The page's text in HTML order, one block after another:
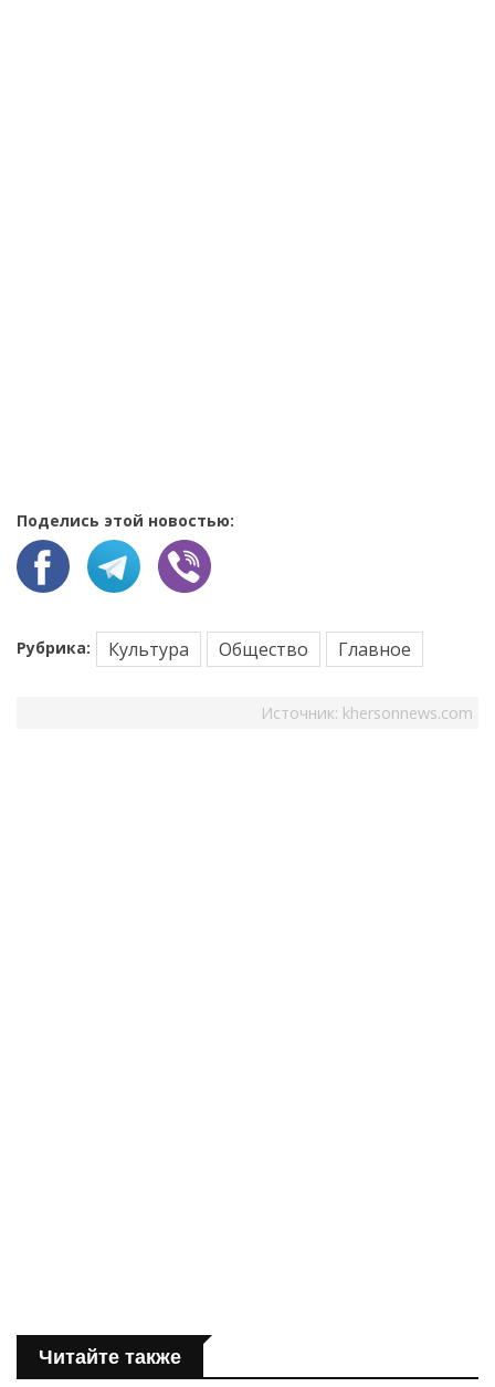
Поделись этой новостью:
Рубрика: Культура Общество Главное
Источник: khersonnews.com
Читайте также